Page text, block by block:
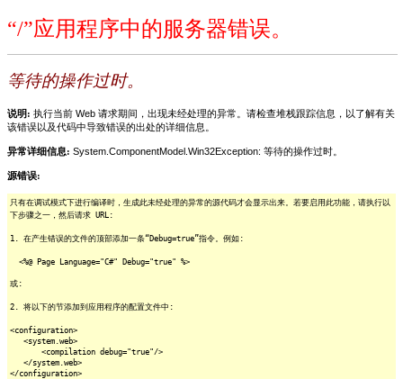
“/”应用程序中的服务器错误。
等待的操作过时。
说明: 执行当前 Web 请求期间，出现未经处理的异常。请检查堆栈跟踪信息，以了解有关
该错误以及代码中导致错误的出处的详细信息。
异常详细信息: System.ComponentModel.Win32Exception: 等待的操作过时。
源错误:
只有在调试模式下进行编译时，生成此未经处理的异常的源代码才会显示出来。若要启用此功能，请执行以
下步骤之一，然后请求 URL:
1. 在产生错误的文件的顶部添加一条“Debug=true”指令。例如:
<%@ Page Language="C#" Debug="true" %>
或:
2. 将以下的节添加到应用程序的配置文件中:
<configuration>
<system.web>
<compilation debug="true"/>
</system.web>
</configuration>